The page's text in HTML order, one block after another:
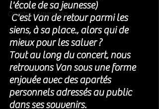
Country / Americana
l'école de sa jeunesse)
C'est Van de retour parmi les
siens, à sa place., alors qui de
mieux pour les saluer ?
Tout au long du concert, nous
retrouvons Van sous une forme
enjouée avec des apartés
personnels adressés au public
dans ses souvenirs.